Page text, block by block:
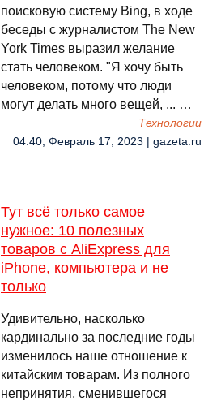
поисковую систему Bing, в ходе
беседы с журналистом The New
York Times выразил желание
стать человеком. "Я хочу быть
человеком, потому что люди
могут делать много вещей, ... …
Технологии
04:40, Февраль 17, 2023 | gazeta.ru
Тут всё только самое
нужное: 10 полезных
товаров с AliExpress для
iPhone, компьютера и не
только
Удивительно, насколько
кардинально за последние годы
изменилось наше отношение к
китайским товарам. Из полного
непринятия, сменившегося